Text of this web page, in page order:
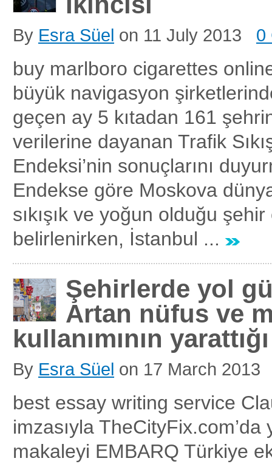
By Esra Süel on 11 July 2013 0
buy marlboro cigarettes
büyük navigasyon
geçen ay 5 kıtadan 161
verilerine dayanan Trafik
Endeksi’nin sonuçlarını
Endekse göre Moskova
sıkışık ve yoğun olduğu
belirlenirken, İstanbul ...
Şehirlerde yol
Artan nüfus ve
kullanımının
By Esra Süel on 17 March 2013
best essay writing service
imzasıyla TheCityFix.com’da
makaleyi EMBARQ Türkiye